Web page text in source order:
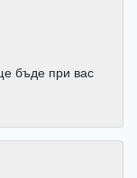
бъде при вас